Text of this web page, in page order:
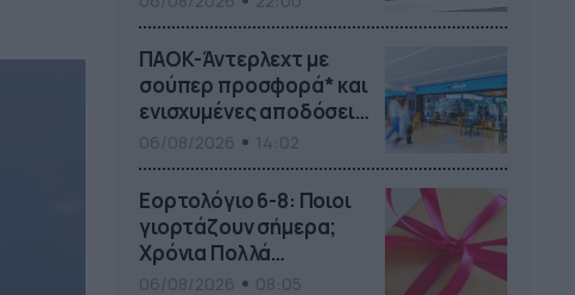
ΠΑΟΚ-Άντερλεχτ με
σούπερ προσφορά* και
ενισχυμένες αποδόσεις
το Pamestoixima.gr
Εορτολόγιο 6-8: Ποιοι
γιορτάζουν σήμερα;
Χρόνια Πολλά…